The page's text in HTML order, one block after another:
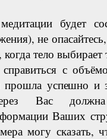
будет
не
тело выбирает
с
прошла успешно и
Вас
Ваших
могу сказать,